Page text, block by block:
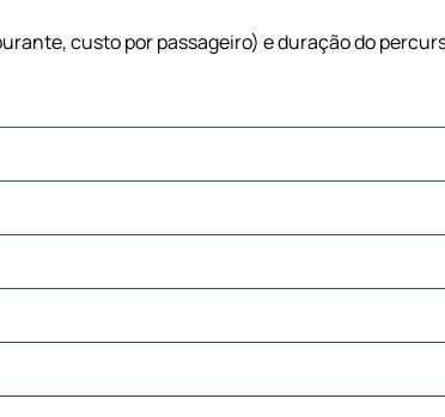
custo por passageiro) e duração do